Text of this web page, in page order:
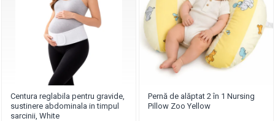
Centura reglabila pentru gravide,
sustinere abdominala in timpul
sarcinii, White
Pernă de alăptat 2 în 1 Nursing
Pillow Zoo Yellow